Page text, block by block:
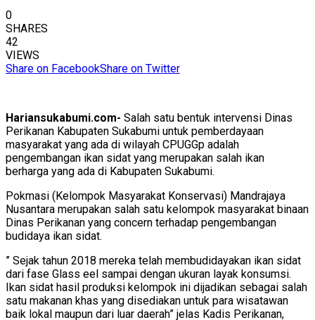
0
SHARES
42
VIEWS
Share on FacebookShare on Twitter
Hariansukabumi.com- Salah satu bentuk intervensi Dinas
Perikanan Kabupaten Sukabumi untuk pemberdayaan
masyarakat yang ada di wilayah CPUGGp adalah
pengembangan ikan sidat yang merupakan salah ikan
berharga yang ada di Kabupaten Sukabumi.
Pokmasi (Kelompok Masyarakat Konservasi) Mandrajaya
Nusantara merupakan salah satu kelompok masyarakat binaan
Dinas Perikanan yang concern terhadap pengembangan
budidaya ikan sidat.
” Sejak tahun 2018 mereka telah membudidayakan ikan sidat
dari fase Glass eel sampai dengan ukuran layak konsumsi.
Ikan sidat hasil produksi kelompok ini dijadikan sebagai salah
satu makanan khas yang disediakan untuk para wisatawan
baik lokal maupun dari luar daerah” jelas Kadis Perikanan,